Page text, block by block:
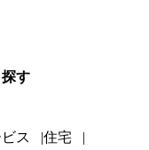
す
ス 住宅